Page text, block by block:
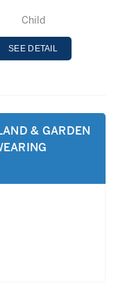
Child
SEE DETAIL
& GARDEN